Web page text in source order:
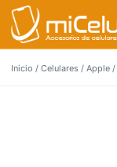
Inicio / Celulares / Apple /